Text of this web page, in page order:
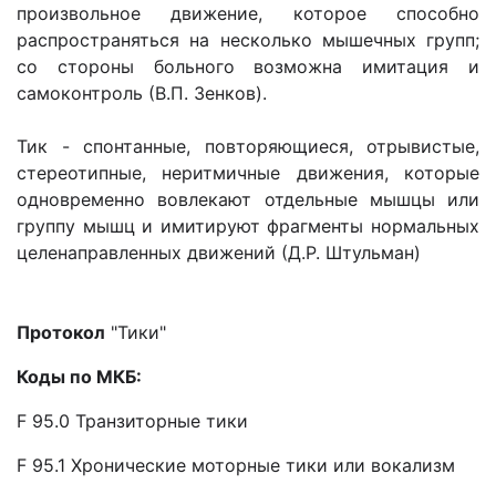
произвольное движение, которое способно
распространяться на несколько мышечных групп;
со стороны больного возможна имитация и
самоконтроль (В.П. Зенков).
Тик - спонтанные, повторяющиеся, отрывистые,
стереотипные, неритмичные движения, которые
одновременно вовлекают отдельные мышцы или
группу мышц и имитируют фрагменты нормальных
целенаправленных движений (Д.Р. Штульман)
Протокол "Тики"
Коды по МКБ:
F 95.0 Транзиторные тики
F 95.1 Хронические моторные тики или вокализм